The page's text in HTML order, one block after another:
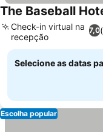
The Baseball
7,0
Check-in virtual na
recepção
Selecione as datas
Escolha popular